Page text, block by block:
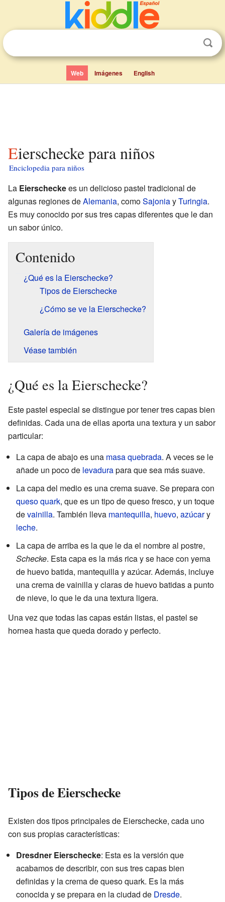
Web Imágenes English
Eierschecke para niños
Enciclopedia para niños
La Eierscheckees un delicioso pastel tradicional de
algunas regiones deAlemania, comoSajoniayTuringia.
Es muy conocido por sus tres capas diferentes que le dan
un sabor único.
Contenido
¿Qué es la Eierschecke?
Tipos de Eierschecke
¿Cómo se ve la Eierschecke?
Galería de imágenes
Véase también
¿Qué es la Eierschecke?
Este pastel especial se distingue por tener tres capas bien
definidas. Cada una de ellas aporta una textura y un sabor
particular:
La capa de abajo es una masa quebrada. A veces se le
añade un poco de levadurapara que sea más suave.
La capa del medio es una crema suave. Se prepara con
queso quark, que es un tipo de queso fresco, y un toque
devainilla. También lleva mantequilla, huevo, azúcary
leche.
La capa de arriba es la que le da el nombre al postre,
Schecke. Esta capa es la más rica y se hace con yema
de huevo batida, mantequilla y azúcar. Además, incluye
una crema de vainilla y claras de huevo batidas a punto
de nieve, lo que le da una textura ligera.
Una vez que todas las capas están listas, el pastel se
hornea hasta que queda dorado y perfecto.
Tipos de Eierschecke
Existen dos tipos principales de Eierschecke, cada uno
con sus propias características:
Dresdner Eierschecke: Esta es la versión que
acabamos de describir, con sus tres capas bien
definidas y la crema de queso quark. Es la más
conocida y se prepara en la ciudad de Dresde.